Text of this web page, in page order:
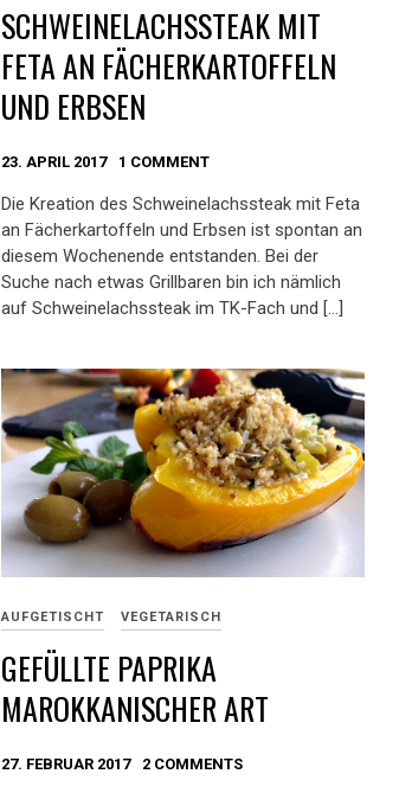
SCHWEINELACHSSTEAK MIT
FETA AN FÄCHERKARTOFFELN
UND ERBSEN
23. APRIL 2017 1 COMMENT
Die Kreation des Schweinelachssteak mit Feta
an Fächerkartoffeln und Erbsen ist spontan an
diesem Wochenende entstanden. Bei der
Suche nach etwas Grillbaren bin ich nämlich
auf Schweinelachssteak im TK-Fach und […]
AUFGETISCHT VEGETARISCH
GEFÜLLTE PAPRIKA
MAROKKANISCHER ART
27. FEBRUAR 2017 2 COMMENTS